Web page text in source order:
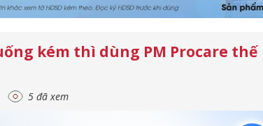
uống kém thì dùng PM Procare thế
5 đã xem